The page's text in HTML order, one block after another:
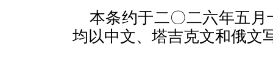
本条约于二〇二六年五
均以中文、塔吉克文和俄文